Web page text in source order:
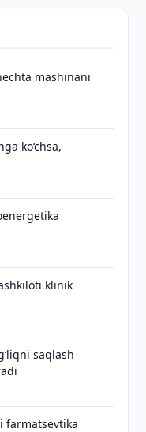
mashinani
ko‘chsa,
klinik
saqlash
farmatsevtika